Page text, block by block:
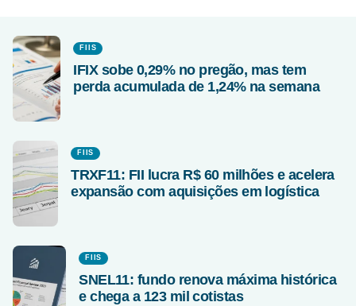
FIIS
IFIX sobe 0,29% no pregão, mas tem
perda acumulada de 1,24% na semana
FIIS
TRXF11: FII lucra R$ 60 milhões e acelera
expansão com aquisições em logística
FIIS
SNEL11: fundo renova máxima histórica
e chega a 123 mil cotistas